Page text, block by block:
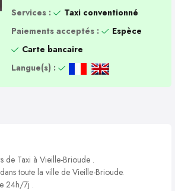
Services :
Taxi conventionné
Paiements acceptés :
Espèce
Carte bancaire
Langue(s) :
de Taxi à Vieille-Brioude .
toute la ville de Vieille-Brioude.
24h/7j .